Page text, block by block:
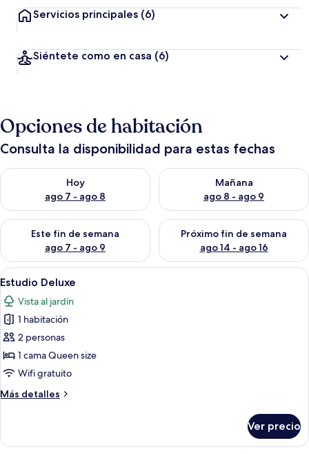
Servicios principales (6)
Siéntete como en casa (6)
Opciones de habitación
Consulta la disponibilidad para estas fechas
Hoy
ago 7 - ago 8
Consulta la disponibilidad para hoy ago 7 - ago 8
Mañana
ago 8 - ago 9
Consulta la disponibilidad
Este fin de semana
ago 7 - ago 9
Consulta la disponibilidad para este fin de semana ago 7 -
Próximo fin de semana
ago 14 - ago 16
Consulta la disponibilidad
Abrir
todas
las
fotos
de
Estudio
Deluxe
Una habitación de hotel con
1
Estudio Deluxe
Vista al jardín
1 habitación
2 personas
1 cama Queen size
Wifi gratuito
Más detalles
Más
Deluxe
Ver precio